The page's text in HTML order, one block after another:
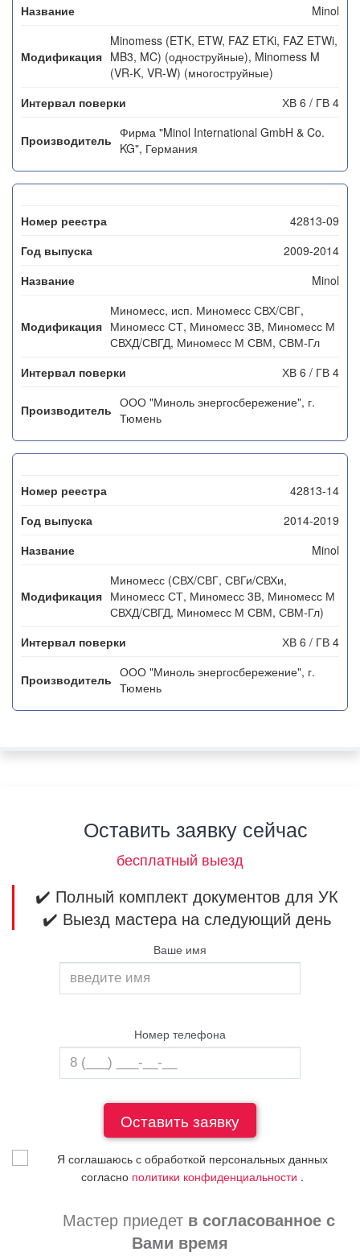
Minol
Minomess (ETK, ETW, FAZ ETKi, FAZ ETWi,
MB3, MC) (одноструйные), Minomess M
(VR-K, VR-W) (многоструйные)
ХВ 6 / ГВ 4
Фирма "Minol International GmbH & Co.
KG", Германия
42813-09
2009-2014
Minol
Миномесс, исп. Миномесс СВХ/СВГ,
Миномесс СТ, Миномесс 3В, Миномесс М
СВХД/СВГД, Миномесс М СВМ, СВМ-Гл
ХВ 6 / ГВ 4
ООО "Миноль энергосбережение", г.
Тюмень
42813-14
2014-2019
Minol
Миномесс (СВХ/СВГ, СВГи/СВХи,
Миномесс СТ, Миномесс 3В, Миномесс М
СВХД/СВГД, Миномесс М СВМ, СВМ-Гл)
ХВ 6 / ГВ 4
ООО "Миноль энергосбережение", г.
Тюмень
Оставить заявку сейчас
бесплатный выезд
✔️ Полный комплект документов для УК
✔️ Выезд мастера на следующий день
Ваше имя
Номер телефона
Я соглашаюсь с обработкой персональных данных
согласно политики конфиденциальности .
Мастер приедет в согласованное с
Вами время